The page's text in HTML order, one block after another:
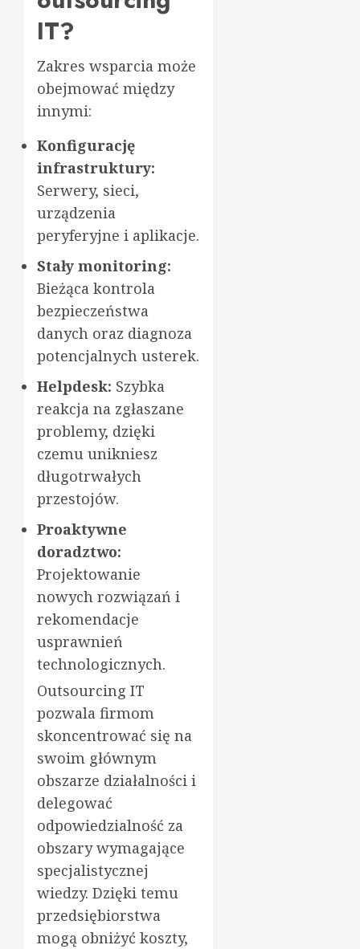
IT?
Zakres wsparcia może
obejmować między
innymi:
Konfigurację
infrastruktury:
Serwery, sieci,
urządzenia
peryferyjne i aplikacje.
Stały monitoring:
Bieżąca kontrola
bezpieczeństwa
danych oraz diagnoza
potencjalnych usterek.
Helpdesk: Szybka
reakcja na zgłaszane
problemy, dzięki
czemu unikniesz
długotrwałych
przestojów.
Proaktywne
doradztwo:
Projektowanie
nowych rozwiązań i
rekomendacje
usprawnień
technologicznych.
Outsourcing IT
pozwala firmom
skoncentrować się na
swoim głównym
obszarze działalności i
delegować
odpowiedzialność za
obszary wymagające
specjalistycznej
wiedzy. Dzięki temu
przedsiębiorstwa
mogą obniżyć koszty,